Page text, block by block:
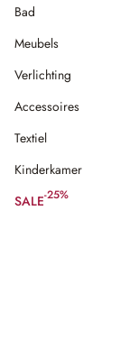
Bad
Meubels
Verlichting
Accessoires
Textiel
Kinderkamer
SALE-25%
(25% gespart)